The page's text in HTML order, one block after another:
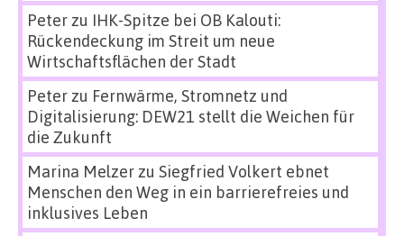
Peterzu IHK-Spitze bei OB Kalouti:
Rückendeckung im Streit um neue
Wirtschaftsflächen der Stadt
Peterzu Fernwärme, Stromnetz und
Digitalisierung: DEW21 stellt die Weichen für
die Zukunft
Marina Melzerzu Siegfried Volkert ebnet
Menschen den Weg in ein barrierefreies und
inklusives Leben